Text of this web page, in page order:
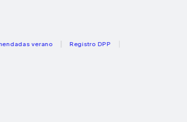
verano Registro DPP